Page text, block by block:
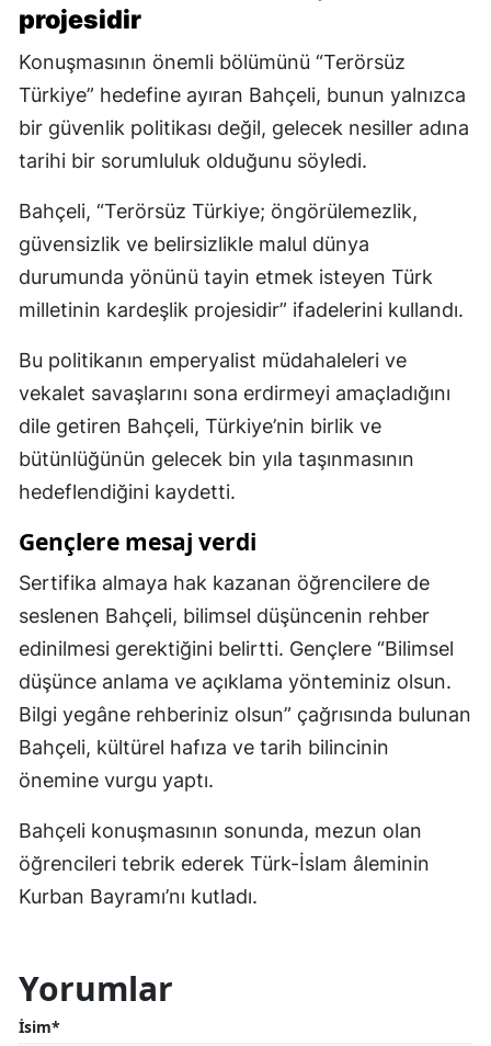
projesidir
Konuşmasının önemli bölümünü “Terörsüz
Türkiye” hedefine ayıran Bahçeli, bunun yalnızca
bir güvenlik politikası değil, gelecek nesiller adına
tarihi bir sorumluluk olduğunu söyledi.
Bahçeli, “Terörsüz Türkiye; öngörülemezlik,
güvensizlik ve belirsizlikle malul dünya
durumunda yönünü tayin etmek isteyen Türk
milletinin kardeşlik projesidir” ifadelerini kullandı.
Bu politikanın emperyalist müdahaleleri ve
vekalet savaşlarını sona erdirmeyi amaçladığını
dile getiren Bahçeli, Türkiye’nin birlik ve
bütünlüğünün gelecek bin yıla taşınmasının
hedeflendiğini kaydetti.
Gençlere mesaj verdi
Sertifika almaya hak kazanan öğrencilere de
seslenen Bahçeli, bilimsel düşüncenin rehber
edinilmesi gerektiğini belirtti. Gençlere “Bilimsel
düşünce anlama ve açıklama yönteminiz olsun.
Bilgi yegâne rehberiniz olsun” çağrısında bulunan
Bahçeli, kültürel hafıza ve tarih bilincinin
önemine vurgu yaptı.
Bahçeli konuşmasının sonunda, mezun olan
öğrencileri tebrik ederek Türk-İslam âleminin
Kurban Bayramı’nı kutladı.
Yorumlar
İsim*